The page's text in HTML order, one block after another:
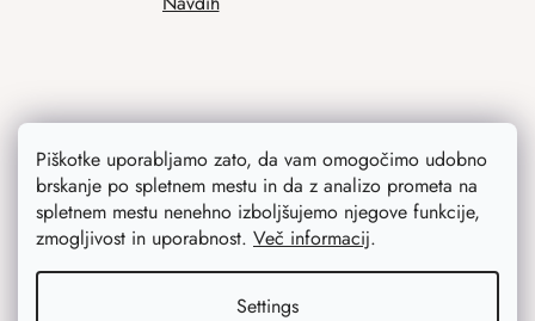
Piškotke uporabljamo zato, da vam omogočimo udobno
brskanje po spletnem mestu in da z analizo prometa na
spletnem mestu nenehno izboljšujemo njegove funkcije,
zmogljivost in uporabnost. Več informacij.
Settings
Kaj vas najbolj zanima